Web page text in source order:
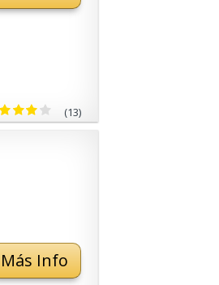
(13)
Más Info